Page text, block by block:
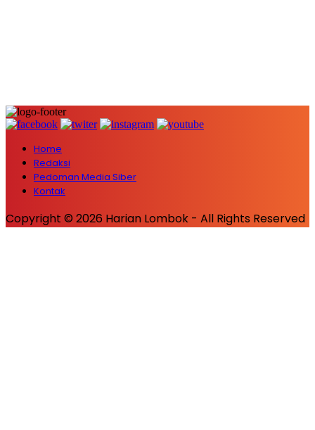
Home
Redaksi
Pedoman Media Siber
Kontak
Copyright © 2026 Harian Lombok - All Rights Reserved